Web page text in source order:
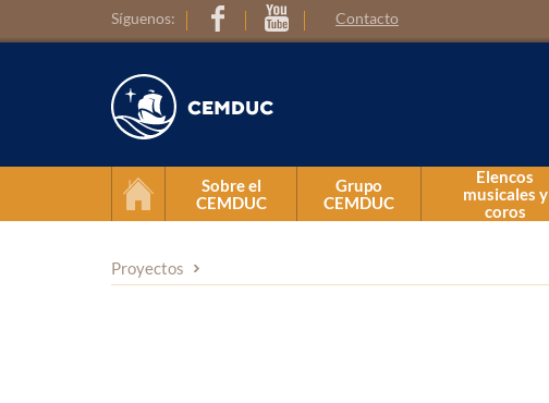
Síguenos: Contacto
Sobre el
CEMDUC
Grupo
CEMDUC
Elencos
musicales y
coros
Proyectos